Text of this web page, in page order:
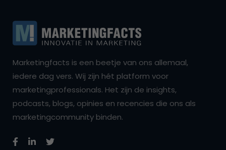
Marketingfacts is een beetje van ons allemaal,
iedere dag vers. Wij zijn hét platform voor
marketingprofessionals. Het zijn de insights,
podcasts, blogs, opinies en recencies die ons als
marketingcommunity binden.